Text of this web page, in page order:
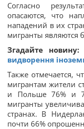
Согласно
опасаются, что
нападений в их
мигранты являются
Згадайте новину:
видворення
Также отмечается,
мигрантам жители
и Польше 76% и
мигранты
странах. В
почти 66%